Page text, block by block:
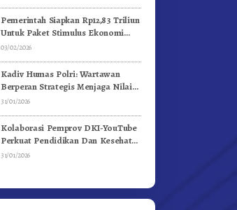
Pemerintah Siapkan Rp12,83 Triliun
Untuk Paket Stimulus Ekonomi
Kuartal I-2026
03/02/2026
Kadiv Humas Polri: Wartawan
Berperan Strategis Menjaga Nilai
Kebangsaan, Demokrasi, dan NKRI
31/01/2026
Kolaborasi Pemprov DKI-YouTube
Perkuat Pendidikan Dan Kesehatan
Mental
31/01/2026